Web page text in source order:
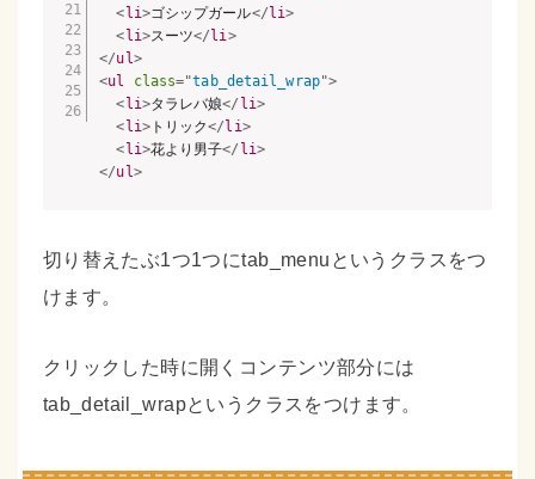
<li>ゴシップガール</li>
<li>スーツ</li>
</ul>
<ul class="tab_detail_wrap">
<li>タラレバ娘</ li>
<li>トリック</li>
<li>花より男子</ li>
</ul>
切り替えたぶ1つ1つにtab_menuというクラスをつ
けます。
クリックした時に開くコンテンツ部分には
tab_detail_wrapというクラスをつけます。